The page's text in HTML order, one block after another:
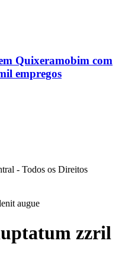
Quixeramobim com
empregos
- Todos os Direitos
augue
zzril